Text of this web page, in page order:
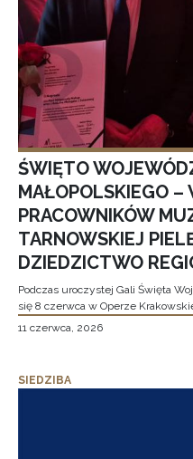
ŚWIĘTO
MAŁOPOLSKIEGO –
PRACOWNIKÓW
TARNOWSKIEJ
DZIEDZICTWO
Podczas uroczystej Gali Święta
się 8 czerwca w Operze
11 czerwca, 2026
SIEDZIBA